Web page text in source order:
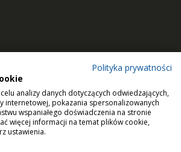
Polityka prywatności
analizy danych dotyczących odwiedzających,
internetowej, pokazania spersonalizowanych
wspaniałego doświadczenia na stronie
więcej informacji na temat plików cookie,
ustawienia.